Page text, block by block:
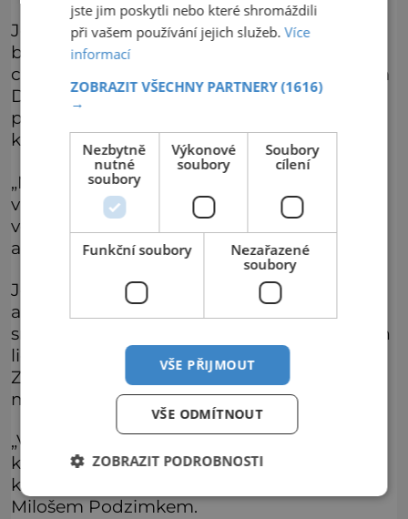
Jedná se o poněkud kuriózní nález, protože
byl objeven v dřevěné konstrukci archaické
chladničky z 16. století na náměstí v Českém
Dubu, kterou spolu s dalšími kameny
podpíral,“ uvádí Mgr. Martin Witkowski,
kurátor archeolog a historik.
„Nejmladší vystavený artefakt je dílem
vizuálního umělce Milana Mikuláštíka, který
ve své tvorbě dlouhodobě tematizuje
archeologii a současné umění.
Jeho vystavená díla jsou transformovanými
archeologickými nálezy a ve své práci se
snaží zdůraznit důležitost a vztah pravěkých
lidí k jejich nástrojům,“ uvádí Petra
Zachovalová M.A., ředitelka Městského
muzea a galerie Hořice.
„Výstavu podbarvuje instrumentální hudba,
kterou složil autor výstavy archeolog a
kurátor Martin Witkowski, ve spolupráci s
Milošem Podzimkem.
jste jim poskytli nebo které shromáždili
při vašem používání jejich služeb.Více
informací
ZOBRAZIT VŠECHNY PARTNERY(1616)
→
Nezbytně
nutné
soubory
Výkonové
soubory
Soubory
cílení
Funkční soubory
Nezařazené
soubory
VŠE PŘIJMOUT
VŠE ODMÍTNOUT
ZOBRAZIT PODROBNOSTI